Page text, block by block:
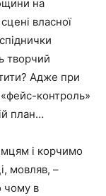
на
власної
творчий
Адже при
«фейс-контроль»
план…
і корчимо
мовляв, –
чому в